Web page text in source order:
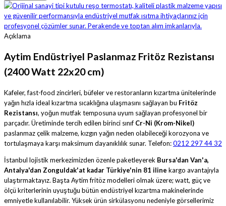
Açıklama
Aytim Endüstriyel Paslanmaz Fritöz Rezistansı
(2400 Watt 22x20 cm)
Kafeler, fast-food zincirleri, büfeler ve restoranların kızartma ünitelerinde
yağın hızla ideal kızartma sıcaklığına ulaşmasını sağlayan bu Fritöz
Rezistansı, yoğun mutfak temposuna uyum sağlayan profesyonel bir
parçadır. Üretiminde tercih edilen birinci sınıf Cr-Ni (Krom-Nikel)
paslanmaz çelik malzeme, kızgın yağın neden olabileceği korozyona ve
tortulaşmaya karşı maksimum dayanıklılık sunar. Telefon:0212 297 44 32
İstanbul lojistik merkezimizden özenle paketleyerek Bursa'dan Van'a,
Antalya'dan Zonguldak'at kadar Türkiye'nin 81 iline kargo avantajıyla
ulaştırmaktayız. Başta Aytim fritöz modelleri olmak üzere; watt, güç ve
ölçü kriterlerinin uyuştuğu bütün endüstriyel kızartma makinelerinde
emniyetle kullanılabilir. Yüksek ürün sirkülasyonu nedeniyle görsellerimiz